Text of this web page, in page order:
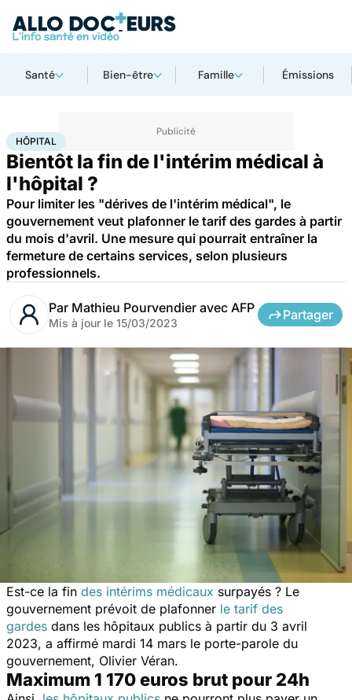
Santé Bien-être Famille Émissions
AccueilSanté Santé publiqueHôpital
HÔPITAL
Bientôt la fin de l'intérim médical à
l'hôpital ?
Pour limiter les "dérives de l'intérim médical", le
gouvernement veut plafonner le tarif des gardes à partir
du mois d'avril. Une mesure qui pourrait entraîner la
fermeture de certains services, selon plusieurs
professionnels.
Par Mathieu Pourvendier avec AFP
Mis à jour le 15/03/2023
Partager
Est-ce la fin des intérims médicaux surpayés ? Le
gouvernement prévoit de plafonner le tarif des
gardes dans les hôpitaux publics à partir du 3 avril
2023, a affirmé mardi 14 mars le porte-parole du
gouvernement, Olivier Véran.
Maximum 1 170 euros brut pour 24h